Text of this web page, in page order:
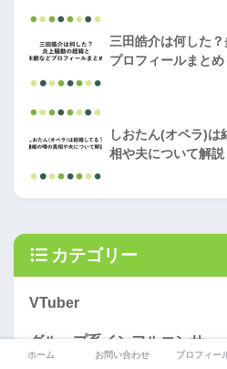
三田皓介は何した
プロフィールまとめ
しおたん(オペラ)は
相や夫について解説
カテゴリー
VTuber
グループ系インフルエンサー
ホーム お問い合わせ プロフィー